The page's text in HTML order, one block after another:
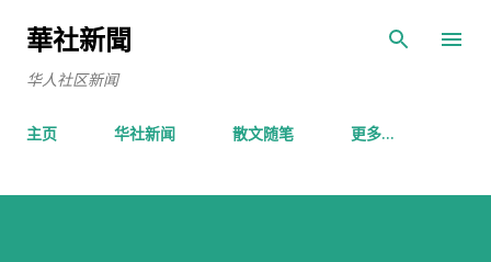
華社新聞
华人社区新闻
主页 华社新闻 散文随笔 更多…